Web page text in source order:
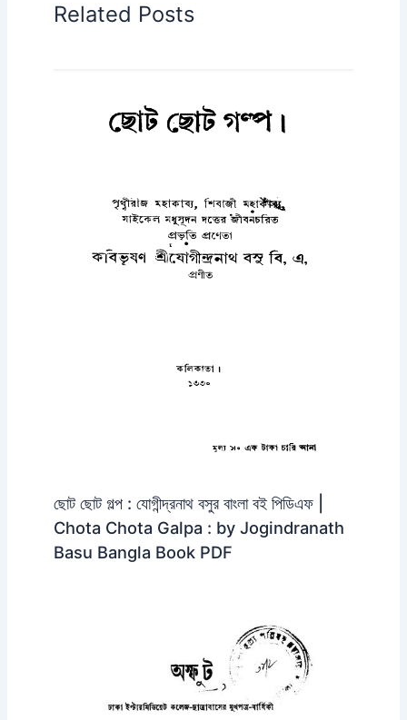
Related Posts
ছোট ছোট গল্প : যোগীন্দ্রনাথ বসুর বাংলা বই পিডিএফ |
Chota Chota Galpa : by Jogindranath
Basu Bangla Book PDF